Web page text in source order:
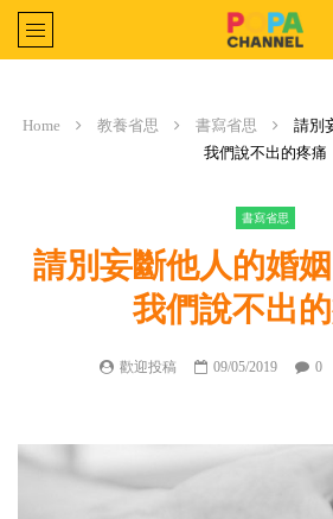
Home 教養省思 書寫省思
請別
我們說不出的疼痛
書寫省思
請別妄斷他人的婚
我們說不出
歡迎投稿 09/05/2019 0